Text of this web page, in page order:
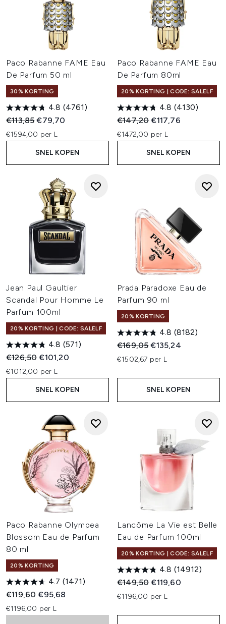
Paco Rabanne FAME Eau
De Parfum 50 ml
30% KORTING
4.8 (4761)
Recommended Retail Price:
€113,85Huidige prijs:
€79,70
€1594,00 per L
SNEL KOPEN
Paco Rabanne FAME Eau
De Parfum 80ml
20% KORTING | CODE: SALELF
4.8 (4130)
Recommended Retail Price:
€147,20Huidige prijs:
€117,76
€1472,00 per L
SNEL KOPEN
Jean Paul Gaultier
Scandal Pour Homme Le
Parfum 100ml
20% KORTING | CODE: SALELF
4.8 (571)
Recommended Retail Price:
€126,50Huidige prijs:
€101,20
€1012,00 per L
SNEL KOPEN
Prada Paradoxe Eau de
Parfum 90 ml
20% KORTING
4.8 (8182)
Recommended Retail Price:
€169,05Huidige prijs:
€135,24
€1502,67 per L
SNEL KOPEN
Paco Rabanne Olympea
Blossom Eau de Parfum
80 ml
20% KORTING
4.7 (1471)
Recommended Retail Price:
€119,60Huidige prijs:
€95,68
€1196,00 per L
Lancôme La Vie est Belle
Eau de Parfum 100ml
20% KORTING | CODE: SALELF
4.8 (14912)
Recommended Retail Price:
€149,50Huidige prijs:
€119,60
€1196,00 per L